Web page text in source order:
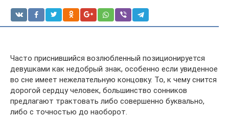
Часто приснившийся возлюбленный позиционируется
девушками как недобрый знак, особенно если увиденное
во сне имеет нежелательную концовку. То, к чему снится
дорогой сердцу человек, большинство сонников
предлагают трактовать либо совершенно буквально,
либо с точностью до наоборот.